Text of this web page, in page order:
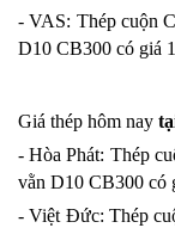
- VAS: Thép cuộn
D10 CB300 có giá
Giá thép hôm nay
- Hòa Phát: Thép
vằn D10 CB300 có
- Việt Đức: Thép